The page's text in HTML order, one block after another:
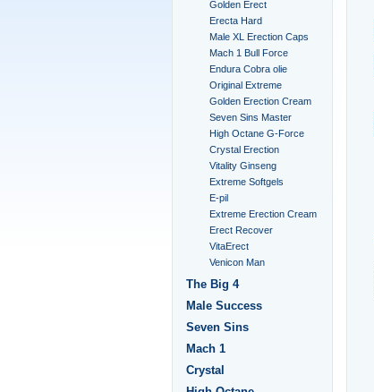
Golden Erect
Erecta Hard
Male XL Erection Caps
Mach 1 Bull Force
Endura Cobra olie
Original Extreme
Golden Erection Cream
Seven Sins Master
High Octane G-Force
Crystal Erection
Vitality Ginseng
Extreme Softgels
E-pil
Extreme Erection Cream
Erect Recover
VitaErect
Venicon Man
The Big 4
Male Success
Seven Sins
Mach 1
Crystal